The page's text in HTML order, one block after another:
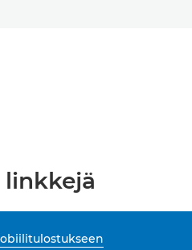
linkkejä